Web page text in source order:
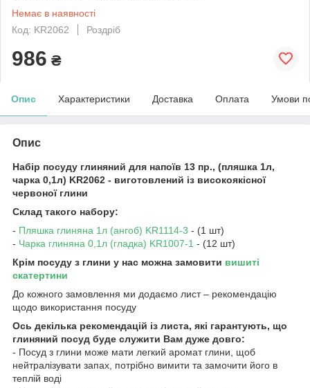
Немає в наявності
Код: KR2062
Роздріб
986 ₴
Опис Характеристики Доставка Оплата Умови
Опис
Набір посуду глиняний для напоїв 13 пр., (пляшка 1л,
чарка 0,1л) KR2062 - виготовлений із високоякісної
червоної глини
Склад такого набору:
- Пляшка глиняна 1л (ангоб) KR1114-3 - (1 шт)
- Чарка глиняна 0,1л (гладка) KR1007-1 - (12 шт)
Крім посуду з глини у нас можна замовити вишиті
скатертини
До кожного замовлення ми додаємо лист – рекомендацію
щодо використання посуду
Ось декілька рекомендацій із листа, які гарантують, що
глиняний посуд буде служити Вам дуже довго:
- Посуд з глини може мати легкий аромат глини, щоб
нейтралізувати запах, потрібно вимити та замочити його в
теплій воді